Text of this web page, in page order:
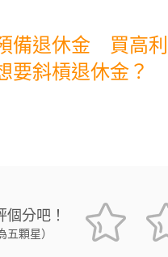
備退休金 買高
要斜槓退休金？
分吧！
五顆星）